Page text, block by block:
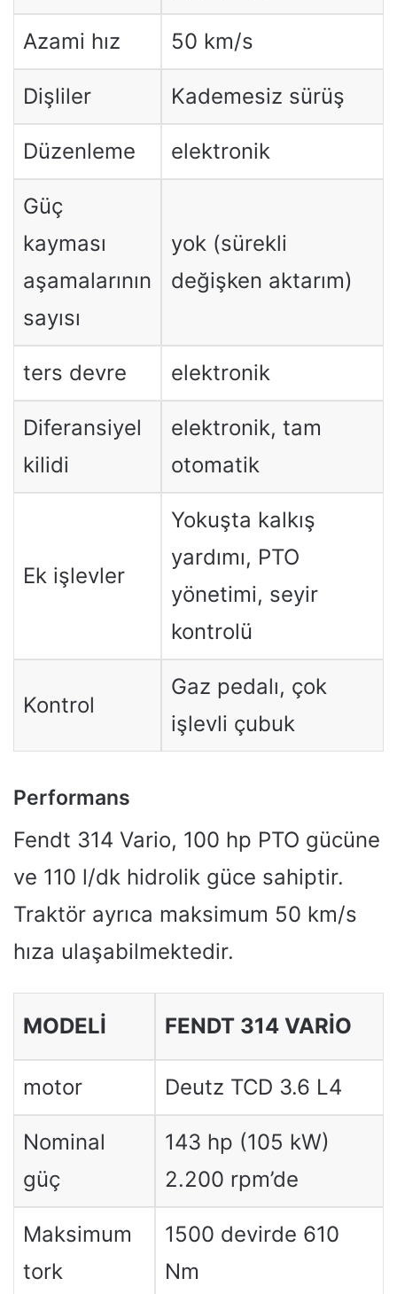
Azami hız 50 km/s
Dişliler Kademesiz sürüş
Düzenleme elektronik
Güç
kayması
aşamalarının
sayısı
yok (sürekli
değişken aktarım)
ters devre elektronik
Diferansiyel
kilidi
elektronik, tam
otomatik
Ek işlevler
Yokuşta kalkış
yardımı, PTO
yönetimi, seyir
kontrolü
Kontrol
Gaz pedalı, çok
işlevli çubuk
Performans
Fendt 314 Vario, 100 hp PTO gücüne
ve 110 l/dk hidrolik güce sahiptir.
Traktör ayrıca maksimum 50 km/s
hıza ulaşabilmektedir.
MODELI FENDT 314 VARIO
motor Deutz TCD 3.6 L4
Nominal
güç
143 hp (105 kW)
2.200 rpm’de
Maksimum
tork
1500 devirde 610
Nm